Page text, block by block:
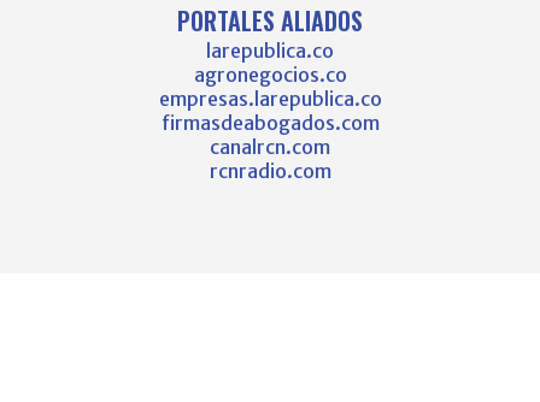
PORTALES ALIADOS
larepublica.co
agronegocios.co
empresas.larepublica.co
firmasdeabogados.com
canalrcn.com
rcnradio.com